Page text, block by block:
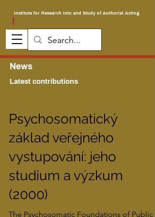
Institute for Research into and Study of Authorial Acting
News
Latest contributions
Psychosomatický
základ veřejného
vystupování: jeho
studium a výzkum
(2000)
The Psychosomatic Foundations of Public